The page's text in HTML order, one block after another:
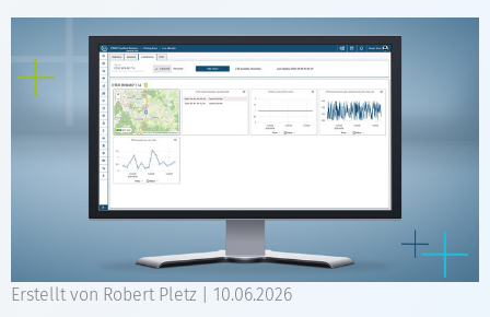
Erstellt von Robert Pletz | 10.06.2026